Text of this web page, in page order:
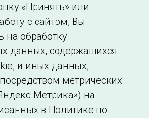
образовательной
организации
«Принять» или
с сайтом, Вы
на обработку
данных, содержащихся
и иных данных,
метрических
на
в Политике по